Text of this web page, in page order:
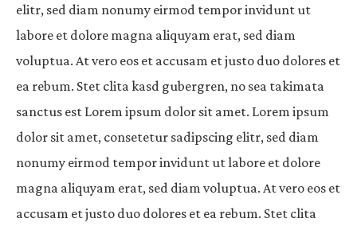
elitr, sed diam nonumy eirmod tempor invidunt ut
labore et dolore magna aliquyam erat, sed diam
voluptua. At vero eos et accusam et justo duo dolores et
ea rebum. Stet clita kasd gubergren, no sea takimata
sanctus est Lorem ipsum dolor sit amet. Lorem ipsum
dolor sit amet, consetetur sadipscing elitr, sed diam
nonumy eirmod tempor invidunt ut labore et dolore
magna aliquyam erat, sed diam voluptua. At vero eos et
accusam et justo duo dolores et ea rebum. Stet clita